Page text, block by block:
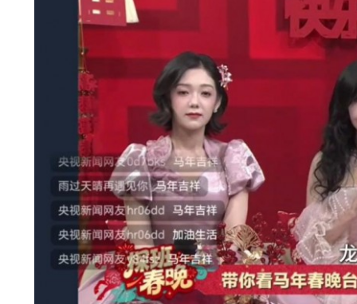
【图：周慧敏张钧